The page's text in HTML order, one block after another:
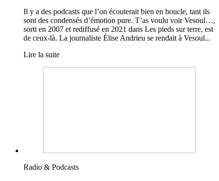
Il y a des podcasts que l’on écouterait bien en boucle, tant ils
sont des condensés d’émotion pure. T’as voulu voir Vesoul…,
sorti en 2007 et rediffusé en 2021 dans Les pieds sur terre, est
de ceux-là. La journaliste Élise Andrieu se rendait à Vesoul...
Lire la suite
Radio & Podcasts